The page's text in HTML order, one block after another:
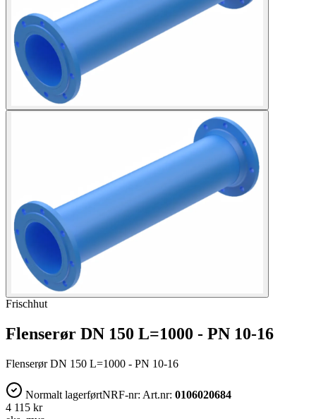
Frischhut
Flenserør DN 150 L=1000 - PN 10-16
Flenserør DN 150 L=1000 - PN 10-16
Normalt lagerførtNRF-nr: Art.nr: 0106020684
4 115 kr